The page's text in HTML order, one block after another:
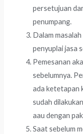
persetujuan
penumpang.
Dalam
penyuplai jasa
Pemesanan
sebelumnya.
ada ketetapan
sudah
aau dengan
Saat sebelum